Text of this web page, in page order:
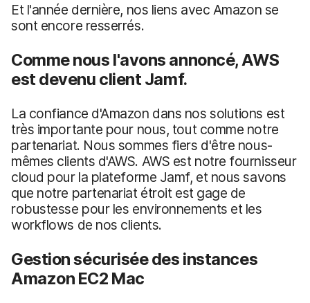
Et l'année dernière, nos liens avec Amazon se
sont encore resserrés.
Comme nous l'avons annoncé, AWS
est devenu client Jamf.
La confiance d'Amazon dans nos solutions est
très importante pour nous, tout comme notre
partenariat. Nous sommes fiers d'être nous-
mêmes clients d'AWS. AWS est notre fournisseur
cloud pour la plateforme Jamf, et nous savons
que notre partenariat étroit est gage de
robustesse pour les environnements et les
workflows de nos clients.
Gestion sécurisée des instances
Amazon EC2 Mac